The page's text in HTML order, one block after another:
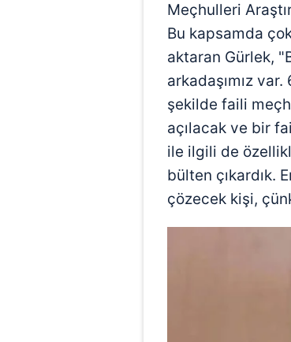
Meçhulleri
Bu kapsamda
aktaran Gürlek,
arkadaşımız
şekilde faili
açılacak ve bir
ile ilgili de
bülten çıkardık.
çözecek kişi,